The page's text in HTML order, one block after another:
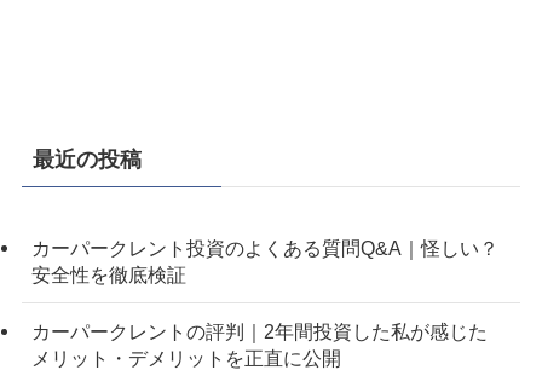
最近の投稿
カーパークレント投資のよくある質問Q&A｜怪しい？
安全性を徹底検証
カーパークレントの評判｜2年間投資した私が感じた
メリット・デメリットを正直に公開